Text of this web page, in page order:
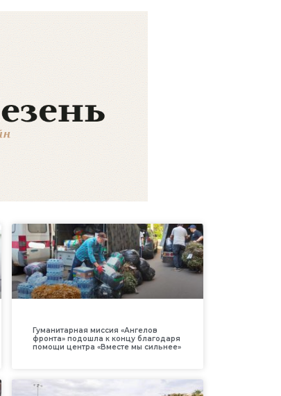
Гуманитарная миссия «Ангелов
фронта» подошла к концу благодаря
помощи центра «Вместе мы сильнее»